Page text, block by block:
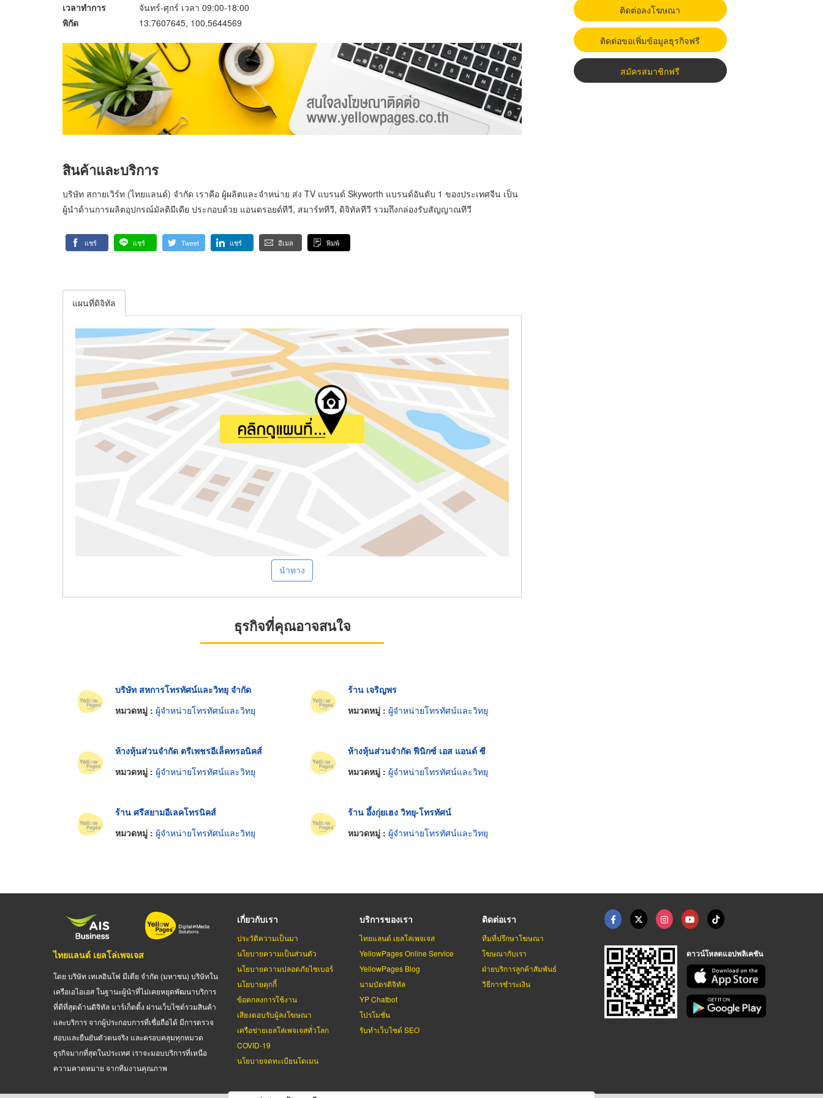
เวลาทำการ
จันทร์-ศุกร์ เวลา 09:00-18:00
พิกัด
13.7607645, 100.5644569
สินค้าและบริการ
บริษัท สกายเวิร์ท (ไทยแลนด์) จำกัด เราคือ ผู้ผลิตและจำหน่าย ส่ง TV แบรนด์ Skyworth แบรนด์อันดับ 1 ของประเทศจีน เป็น
ผู้นำด้านการผลิตอุปกรณ์มัลติมีเดีย ประกอบด้วย แอนดรอยด์ทีวี, สมาร์ททีวี, ดิจิทัลทีวี รวมถึงกล่องรับสัญญาณทีวี
แชร์ แชร์ Tweet แชร์ อีเมล พิมพ์
แผนที่ดิจิทัล
นำทาง
ธุรกิจที่คุณอาจสนใจ
บริษัท สหการโทรทัศน์และวิทยุ จำกัด
หมวดหมู่ : ผู้จำหน่ายโทรทัศน์และวิทยุ
ร้าน เจริญพร
หมวดหมู่ : ผู้จำหน่ายโทรทัศน์และวิทยุ
ห้างหุ้นส่วนจำกัด ตรีเพชรอีเล็คทรอนิคส์
หมวดหมู่ : ผู้จำหน่ายโทรทัศน์และวิทยุ
ห้างหุ้นส่วนจำกัด ฟีนิกซ์ เอส แอนด์ ซี
หมวดหมู่ : ผู้จำหน่ายโทรทัศน์และวิทยุ
ร้าน ศรีสยามอีเลคโทรนิคส์
หมวดหมู่ : ผู้จำหน่ายโทรทัศน์และวิทยุ
ร้าน อึ้งกุ่ยเฮง วิทยุ-โทรทัศน์
หมวดหมู่ : ผู้จำหน่ายโทรทัศน์และวิทยุ
ติดต่อลงโฆษณา
ติดต่อขอเพิ่มข้อมูลธุรกิจฟรี
สมัครสมาชิกฟรี
ไทยแลนด์ เยลโล่เพจเจส
โดย บริษัท เทเลอินโฟ มีเดีย จำกัด (มหาชน) บริษัทใน
เครือเอไอเอส ในฐานะผู้นำที่ไม่เคยหยุดพัฒนาบริการ
ที่ดีที่สุดด้านดิจิทัล มาร์เก็ตติ้ง ผ่านเว็บไซต์รวมสินค้า
และบริการ จากผู้ประกอบการที่เชื่อถือได้ มีการตรวจ
สอบและยืนยันตัวตนจริง และครอบคลุมทุกหมวด
ธุรกิจมากที่สุดในประเทศ เราจะมอบบริการที่เหนือ
ความคาดหมาย จากทีมงานคุณภาพ
เกี่ยวกับเรา
ประวัติความเป็นมา
นโยบายความเป็นส่วนตัว
นโยบายความปลอดภัยไซเบอร์
นโยบายคุกกี้
ข้อตกลงการใช้งาน
เสียงตอบรับผู้ลงโฆษณา
เครือข่ายเยลโล่เพจเจสทั่วโลก
COVID-19
นโยบายจดทะเบียนโดเมน
บริการของเรา
ไทยแลนด์ เยลโล่เพจเจส
YellowPages Online Service
YellowPages Blog
นามบัตรดิจิทัล
YP Chatbot
โปรโมชั่น
รับทำเว็บไซต์ SEO
ติดต่อเรา
ทีมที่ปรึกษาโฆษณา
โฆษณากับเรา
ฝ่ายบริการลูกค้าสัมพันธ์
วิธีการชำระเงิน
ดาวน์โหลดแอปพลิเคชัน